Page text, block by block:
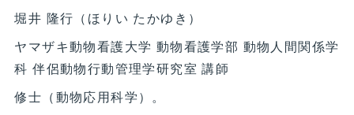
堀井 隆行（ほりい たかゆき）
ヤマザキ動物看護大学 動物看護学部 動物人間関係学
科 伴侶動物行動管理学研究室 講師
修士（動物応用科学）。